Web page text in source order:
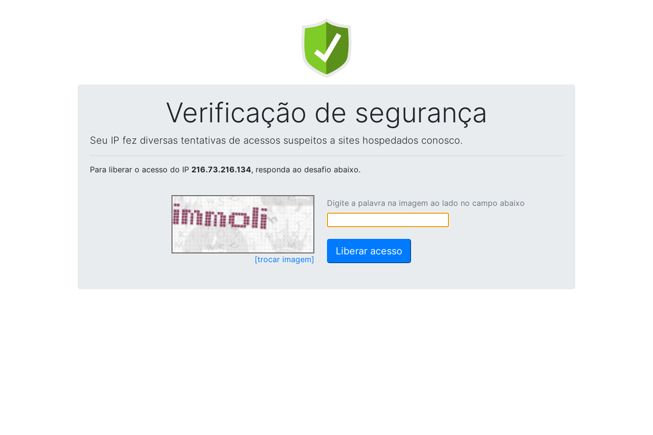
Verificação de segurança
Seu IP fez diversas tentativas de acessos suspeitos a sites hospedados conosco.
Para liberar o acesso do IP 216.73.216.134, responda ao desafio abaixo.
[trocar imagem]
Digite a palavra na imagem ao lado no campo abaixo